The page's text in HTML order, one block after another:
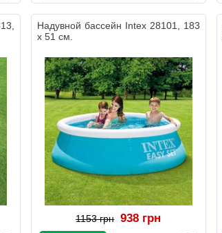
Надувной бассейн Intex 28101, 183
х 51 см.
1153 грн 938 грн